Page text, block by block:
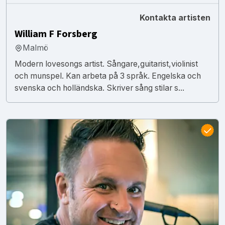
Kontakta artisten
William F Forsberg
Malmö
Modern lovesongs artist. Sångare,guitarist,violinist
och munspel. Kan arbeta på 3 språk. Engelska och
svenska och holländska. Skriver sång stilar s...